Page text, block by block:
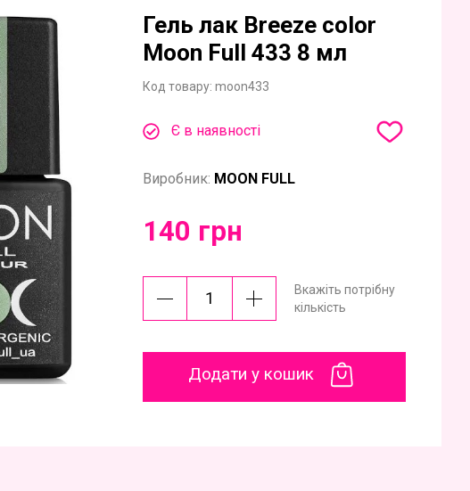
Гель лак Breeze color
Moon Full 433 8 мл
Код товару: moon433
Є в наявності
Виробник: MOON FULL
140 грн
Вкажіть потрібну
кількість
Додати у кошик